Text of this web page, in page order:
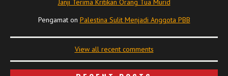
Pengamaton Palestina Sulit Menjadi Anggota PBB
View all recent comments